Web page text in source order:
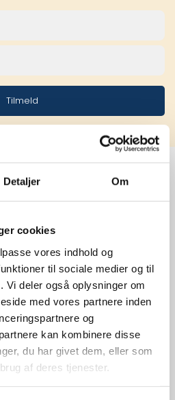
Detaljer Om
cookies
vores indhold og
til sociale medier og til
Vi deler også oplysninger om
med vores partnere inden
og
kan kombinere disse
du har givet dem, eller som
af deres tjenester.
Tilmeld
større
høj kvalitet og stor
samarbejder vi
og mest
inden for